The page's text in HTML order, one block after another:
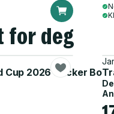
for deg
Cup 2026 Sticker